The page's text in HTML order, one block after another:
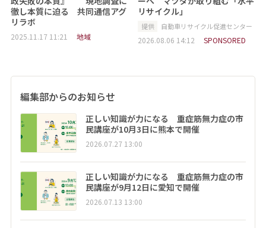
徹し本質に迫る 共同通信アグ
リラボ
2025.11.17 11:21 地域
リサイクル」
提供 自動車リサイクル促進センター
2026.08.06 14:12 SPONSORED
編集部からのお知らせ
正しい知識が力になる 重症筋無力症の市
民講座が10月3日に熊本で開催
2026.07.27 13:00
正しい知識が力になる 重症筋無力症の市
民講座が9月12日に愛知で開催
2026.07.13 13:00